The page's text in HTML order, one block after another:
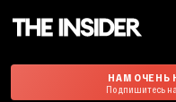
НАМ ОЧЕНЬ
Подпишитесь